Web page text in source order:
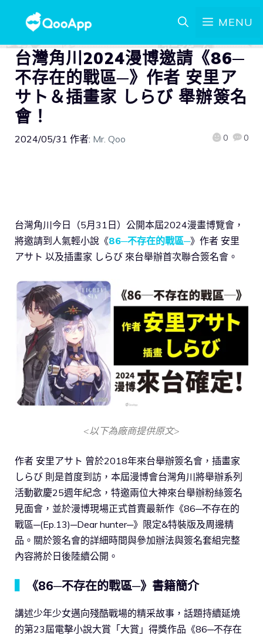
MENU
台灣角川2024漫博邀請《86─
不存在的戰區─》作者 安里ア
サト＆插畫家 しらび 舉辦簽名
會！
2024/05/31 作者: Mr. Qoo 0 0
台灣角川今日（5月31日）公開本屆2024漫畫博覽會，
將邀請到人氣輕小說《86─不存在的戰區─》作者 安里
アサト 以及插畫家 しらび 來台舉辦首次聯合簽名會。
<以下為廠商提供原文>
作者 安里アサト 曾於2018年來台舉辦簽名會，插畫家
しらび 則是首度到訪，本屆漫博會台灣角川將舉辦系列
活動歡慶25週年紀念，特邀兩位大神來台舉辦粉絲簽名
見面會，並於漫博現場正式首賣最新作《86─不存在的
戰區─(Ep.13)─Dear hunter─》限定&特裝版及周邊精
品。關於簽名會的詳細時間與參加辦法與簽名套組完整
內容將於日後陸續公開。
《86─不存在的戰區─》書籍簡介
講述少年少女邁向殘酷戰場的精采故事，話題持續延燒
的第23屆電擊小說大賞「大賞」得獎作品《86─不存在